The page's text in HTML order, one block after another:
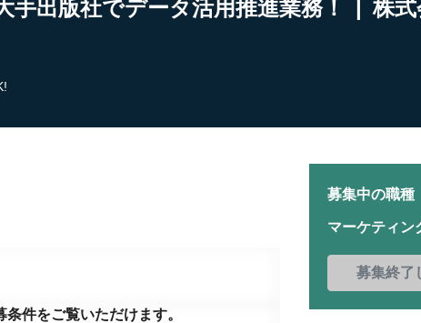
手出版社でデータ活用推進業務！ | 株式
条件をご覧いただけます。
募集中の職種
マーケティン
募集終了